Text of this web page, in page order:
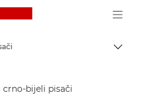
Canon Logo, back to
crno-bijeli pisači